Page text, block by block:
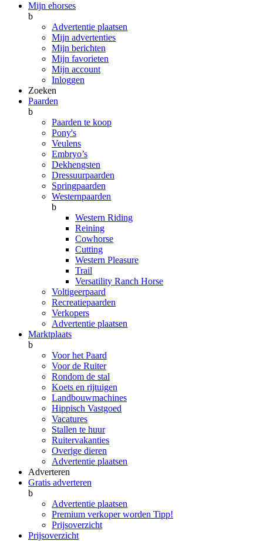
Mijn ehorses
b
Advertentie plaatsen
Mijn advertenties
Mijn berichten
Mijn favorieten
Mijn account
Inloggen
Zoeken
Paarden
b
Paarden te koop
Pony's
Veulens
Embryo’s
Dekhengsten
Dressuurpaarden
Springpaarden
Westernpaarden
b
Western Riding
Reining
Cowhorse
Cutting
Western Pleasure
Trail
Versatility Ranch Horse
Voltigeerpaard
Recreatiepaarden
Verkopers
Advertentie plaatsen
Marktplaats
b
Voor het Paard
Voor de Ruiter
Rondom de stal
Koets en rijtuigen
Landbouwmachines
Hippisch Vastgoed
Vacatures
Stallen te huur
Ruitervakanties
Overige dieren
Advertentie plaatsen
Adverteren
Gratis adverteren
b
Advertentie plaatsen
Premium verkoper worden Tipp!
Prijsoverzicht
Prijsoverzicht